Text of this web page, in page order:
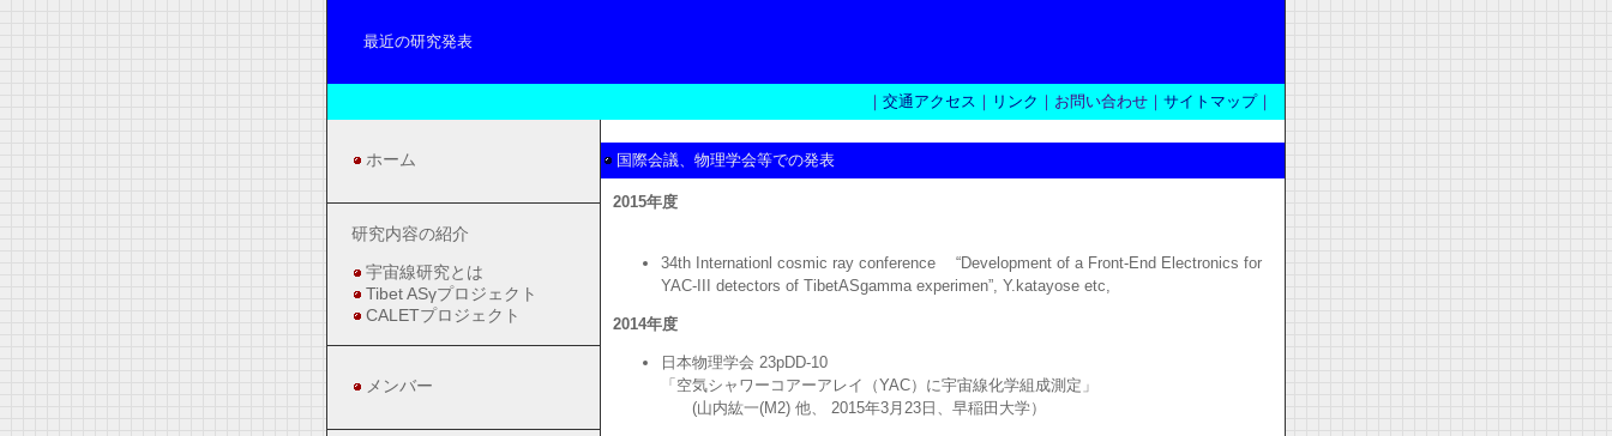
最近の研究発表
｜ 交通アクセス ｜ リンク ｜お問い合わせ｜ サイトマップ｜
ホーム
研究内容の紹介
宇宙線研究とは
Tibet ASγプロジェクト
CALETプロジェクト
メンバー
国際会議、物理学会等での発表
2015年度
34th Internationl cosmic ray conference “Development of a Front-End Electronics for
YAC-III detectors of TibetASgamma experimen”, Y.katayose etc,
2014年度
日本物理学会 23pDD-10
「空気シャワーコアーアレイ（YAC）に宇宙線化学組成測定」
(山内紘一(M2) 他、 2015年3月23日、早稲田大学）